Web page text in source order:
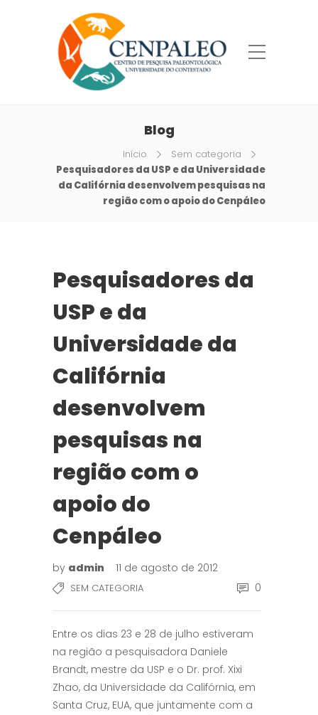
Blog
Início
Sem categoria
Pesquisadores da USP e da Universidade
da Califórnia desenvolvem pesquisas na
região com o apoio do Cenpáleo
Pesquisadores da
USP e da
Universidade da
Califórnia
desenvolvem
pesquisas na
região com o
apoio do
Cenpáleo
by admin 11 de agosto de 2012
SEM CATEGORIA 0
Entre os dias 23 e 28 de julho estiveram
na região a pesquisadora Daniele
Brandt, mestre da USP e o Dr. prof. Xixi
Zhao, da Universidade da Califórnia, em
Santa Cruz, EUA, que juntamente com a